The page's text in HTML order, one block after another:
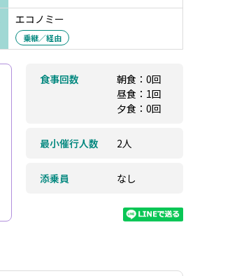
エコノミー
乗継／経由
食事回数
朝食：0回
昼食：1回
夕食：0回
最小催行人数 2人
添乗員 なし